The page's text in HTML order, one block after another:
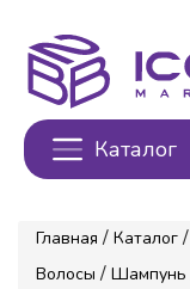
Каталог
Главная / Каталог /
Волосы / Шампунь